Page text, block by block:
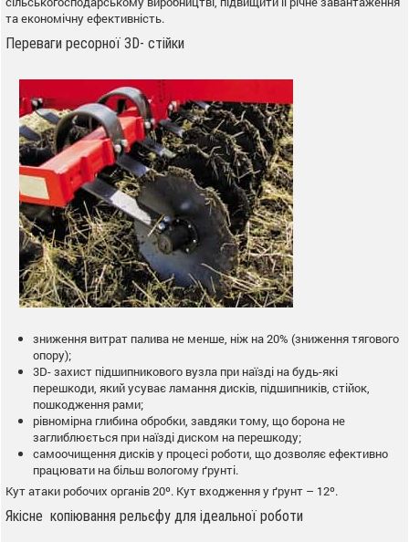
та економічну ефективність.
Переваги ресорної 3D- стійки
зниження витрат палива не менше, ніж на 20% (зниження тягового
опору);
3D- захист підшипникового вузла при наїзді на будь-які
перешкоди, який усуває ламання дисків, підшипників, стійок,
пошкодження рами;
рівномірна глибина обробки, завдяки тому, що борона не
заглиблюється при наїзді диском на перешкоду;
самоочищення дисків у процесі роботи, що дозволяє ефективно
працювати на більш вологому ґрунті.
Кут атаки робочих органів 20º. Кут входження у ґрунт – 12º.
Якісне копіювання рельєфу для ідеальної роботи